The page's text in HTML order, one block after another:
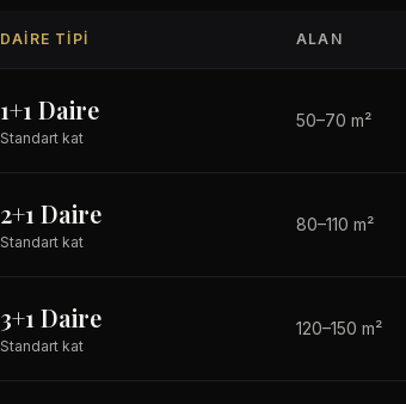
DAIRE TIPI ALAN
1+1 Daire
Standart kat
50–70 m²
2+1 Daire
Standart kat
80–110 m²
3+1 Daire
Standart kat
120–150 m²